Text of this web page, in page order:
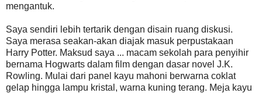
mengantuk.
Saya sendiri lebih tertarik dengan disain ruang diskusi.
Saya merasa seakan-akan diajak masuk perpustakaan
Harry Potter. Maksud saya ... macam sekolah para penyihir
bernama Hogwarts dalam film dengan dasar novel J.K.
Rowling. Mulai dari panel kayu mahoni berwarna coklat
gelap hingga lampu kristal, warna kuning terang. Meja kayu